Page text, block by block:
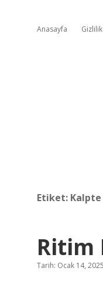
Anasayfa
Etiket:
Ritim
Tarih: Ocak 14, 2025